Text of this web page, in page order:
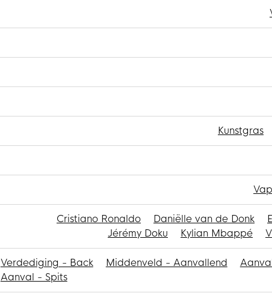
Kunstgras
Cristiano Ronaldo Daniëlle van de Donk
Jérémy Doku
Kylian Mbappé
Verdediging - Back Middenveld - Aanvallend
Aanval - Spits